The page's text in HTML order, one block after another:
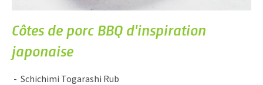
Côtes de porc BBQ d'inspiration
japonaise
Schichimi Togarashi Rub